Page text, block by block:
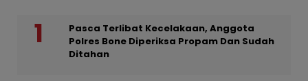
Pasca Terlibat Kecelakaan, Anggota
Polres Bone Diperiksa Propam Dan Sudah
Ditahan